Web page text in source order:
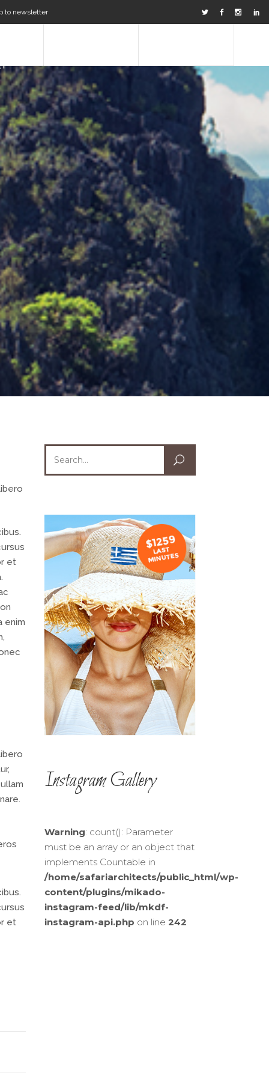
to newsletter
et
enim
et
for:
Instagram Gallery
Warning: count(): Parameter
must be an array or an object that
implements Countable in
/home/safariarchitects/public_html/wp-
content/plugins/mikado-
instagram-feed/lib/mkdf-
instagram-api.php on line 242